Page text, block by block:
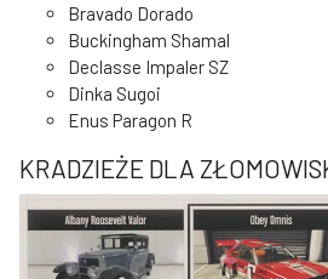
Bravado Dorado
Buckingham Shamal
Declasse Impaler SZ
Dinka Sugoi
Enus Paragon R
KRADZIEŻE DLA